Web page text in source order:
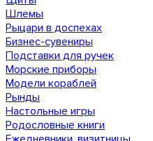
Шлемы
Рыцари в доспехах
Бизнес-сувениры
Подставки для ручек
Морские приборы
Модели кораблей
Рынды
Настольные игры
Родословные книги